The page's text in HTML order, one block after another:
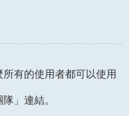
有的使用者都可以使用
」連結。